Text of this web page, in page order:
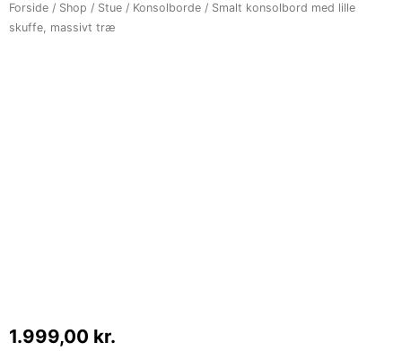
Forside / Shop / Stue / Konsolborde / Smalt konsolbord med lille
skuffe, massivt træ
1.999,00 kr.